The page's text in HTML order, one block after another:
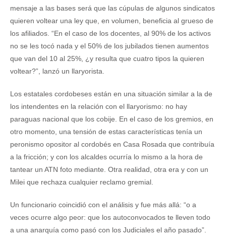
mensaje a las bases será que las cúpulas de algunos sindicatos
quieren voltear una ley que, en volumen, beneficia al grueso de
los afiliados. “En el caso de los docentes, al 90% de los activos
no se les tocó nada y el 50% de los jubilados tienen aumentos
que van del 10 al 25%, ¿y resulta que cuatro tipos la quieren
voltear?”, lanzó un llaryorista.
Los estatales cordobeses están en una situación similar a la de
los intendentes en la relación con el llaryorismo: no hay
paraguas nacional que los cobije. En el caso de los gremios, en
otro momento, una tensión de estas características tenía un
peronismo opositor al cordobés en Casa Rosada que contribuía
a la fricción; y con los alcaldes ocurría lo mismo a la hora de
tantear un ATN foto mediante. Otra realidad, otra era y con un
Milei que rechaza cualquier reclamo gremial.
Un funcionario coincidió con el análisis y fue más allá: “o a
veces ocurre algo peor: que los autoconvocados te lleven todo
a una anarquía como pasó con los Judiciales el año pasado”.